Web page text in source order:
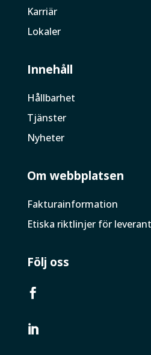
Karriär
Lokaler
Innehåll
Hållbarhet
Tjänster
Nyheter
Om webbplatsen
Faktura­information
Etiska riktlinjer för
Följ oss

